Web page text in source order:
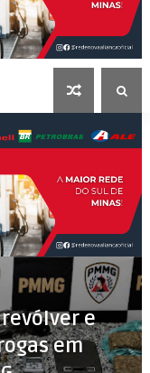
e
em